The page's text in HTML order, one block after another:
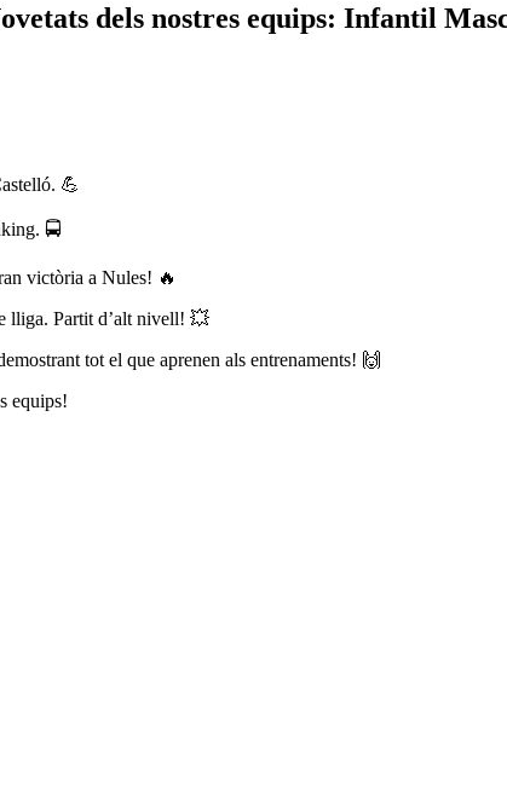
dels nostres equips: Infantil
💪
🚍
victòria a Nules! 🔥
lliga. Partit d’alt nivell! 💥
tot el que aprenen als entrenaments! 🙌
equips!